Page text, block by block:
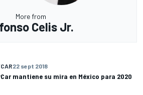
More from
Celis Jr.
22 sept 2018
mantiene su mira en México para 2020